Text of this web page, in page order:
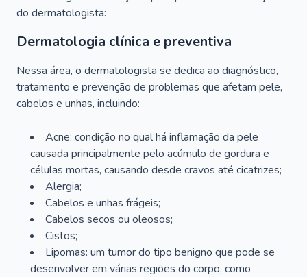
do dermatologista:
Dermatologia clínica e preventiva
Nessa área, o dermatologista se dedica ao diagnóstico,
tratamento e prevenção de problemas que afetam pele,
cabelos e unhas, incluindo:
Acne: condição no qual há inflamação da pele
causada principalmente pelo acúmulo de gordura e
células mortas, causando desde cravos até cicatrizes;
Alergia;
Cabelos e unhas frágeis;
Cabelos secos ou oleosos;
Cistos;
Lipomas: um tumor do tipo benigno que pode se
desenvolver em várias regiões do corpo, como